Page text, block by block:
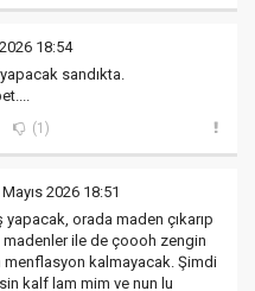
18:54
sandıkta.
(1)
2026 18:51
yapacak, orada maden çıkarıp
madenler ile de çoooh zengin
kalmayacak. Şimdi
kalf lam mim ve nun lu